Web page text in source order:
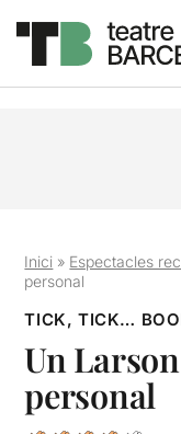
Inici » Espectacles
personal
TICK, TICK…
Un
personal